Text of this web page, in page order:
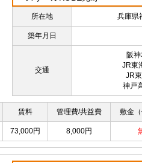
所在地 兵庫県
築年月日
交通
阪
JR東
JR
神戸
賃料 管理費/共益費 敷金（
73,000円 8,000円